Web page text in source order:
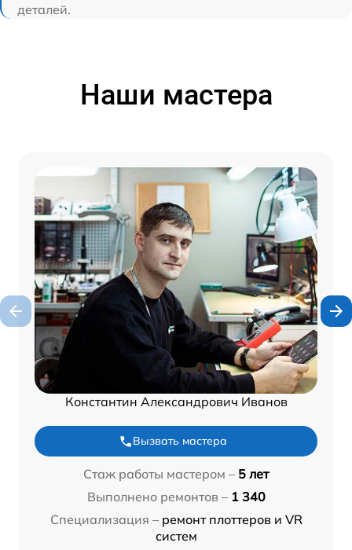
деталей.
Наши мастера
Константин Александрович Иванов
Вызвать мастера
Стаж работы мастером – 5 лет
Выполнено ремонтов – 1 340
Специализация – ремонт плоттеров и VR
систем